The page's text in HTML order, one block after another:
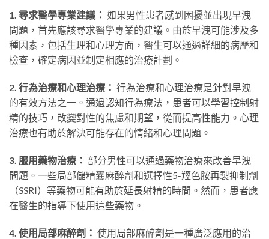
1. 尋求醫學專業建議： 如果男性患者感到困擾並出現早洩
問題，首先應該尋求醫學專業的建議。由於早洩可能涉及多
種因素，包括生理和心理方面，醫生可以通過詳細的病歷和
檢查，確定病因並制定相應的治療計劃。
2. 行為治療和心理治療： 行為治療和心理治療是針對早洩
的有效方法之一。通過認知行為療法，患者可以學習控制射
精的技巧，改變對性的焦慮和期望，從而提高性能力。心理
治療也有助於解決可能存在的情緒和心理問題。
3. 服用藥物治療： 部分男性可以通過藥物治療來改善早洩
問題。一些局部儲精囊麻醉劑和選擇性5-羥色胺再製抑制劑
（SSRI）等藥物可能有助於延長射精的時間。然而，患者應
在醫生的指導下使用這些藥物。
4. 使用局部麻醉劑： 使用局部麻醉劑是一種廣泛應用的治